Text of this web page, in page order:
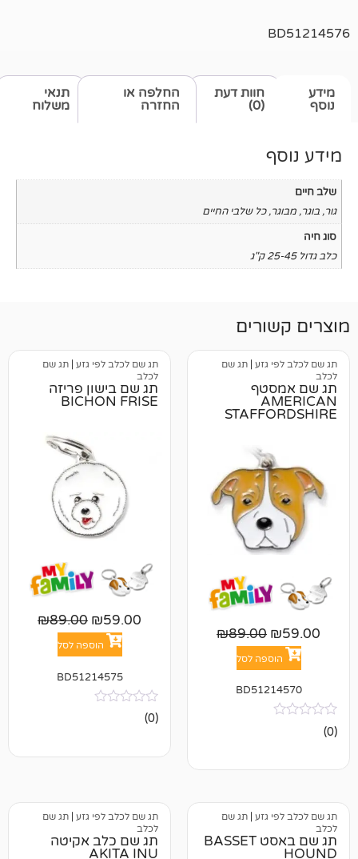
תנאי
משלוח
חוות דעת
החלפה או
החזרה
כל שלבי החיים
|תג שם
₪89.00
תג שם לכלב לפי גזע |תג שם
תג שם בישון פריזה
BICHON FRISE
₪89.00
|תג שם
תג שם באסט BASSET
תג שם לכלב לפי גזע |תג שם
תג שם כלב אקיטה